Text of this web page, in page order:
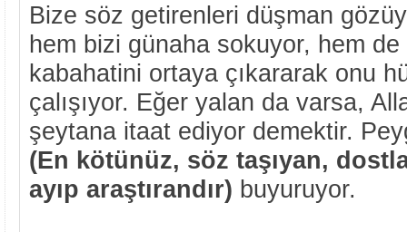
Bize söz getirenleri düşman
hem bizi günaha sokuyor, hem
kabahatini ortaya çıkararak onu
çalışıyor. Eğer yalan da varsa,
şeytana itaat ediyor demektir.
(En kötünüz, söz taşıyan,
ayıp araştırandır) buyuruyor.